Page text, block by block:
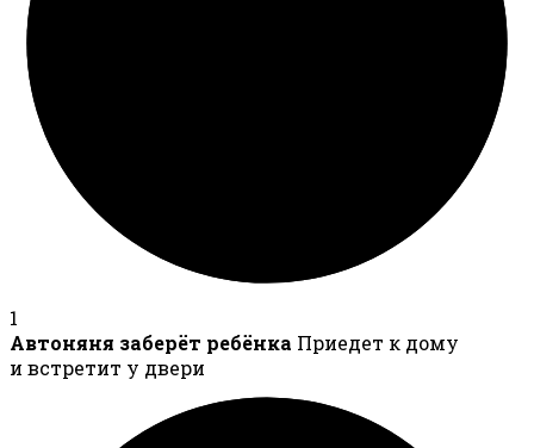
1
Автоняня заберёт ребёнка Приедет к дому
и встретит у двери